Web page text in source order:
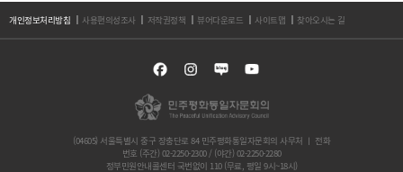
개인정보처리방침 사용편의성조사 저작권정책 뷰어다운로드 사이트맵 찾아오시는 길
(04605) 서울특별시 중구 장충단로 84 민주평화통일자문회의 사무처 ㅣ 전화
번호 (주간) 02-2250-2300 / (야간) 02-2250-2280
정부민원안내콜센터 국번없이 110 (무료, 평일 9시~18시)